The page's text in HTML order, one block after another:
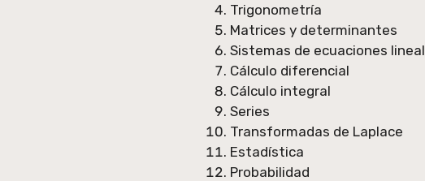
Trigonometría
Matrices y determinantes
Sistemas de ecuaciones
Cálculo diferencial
Cálculo integral
Series
Transformadas de Laplace
Estadística
Probabilidad